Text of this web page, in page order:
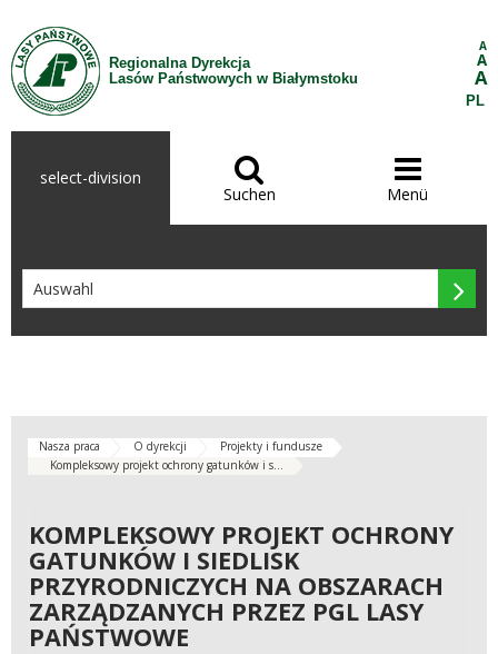
Zum Inhalt wechseln
Regionalna Dyrekcja
Lasów Państwowych w Białymstoku
A
A
A
PL
select-division 
Suchen

Menü

Nasza praca O dyrekcji
Projekty i fundusze
Kompleksowy projekt ochrony gatunków i s...
KOMPLEKSOWY PROJEKT OCHRONY
GATUNKÓW I SIEDLISK
PRZYRODNICZYCH NA OBSZARACH
ZARZĄDZANYCH PRZEZ PGL LASY
PAŃSTWOWE